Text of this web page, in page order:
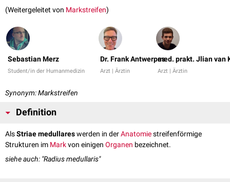
(Weitergeleitet von Markstreifen)
Sebastian Merz
Student/in der Humanmedizin
Dr. Frank Antwerpes
Arzt | Ärztin
med. prakt. Jlian van
Arzt | Ärztin
Synonym: Markstreifen
Definition
AlsStriae medullareswerden in derAnatomiestreifenförmige
Strukturen im Markvon einigen Organen bezeichnet.
siehe auch: "Radius medullaris"